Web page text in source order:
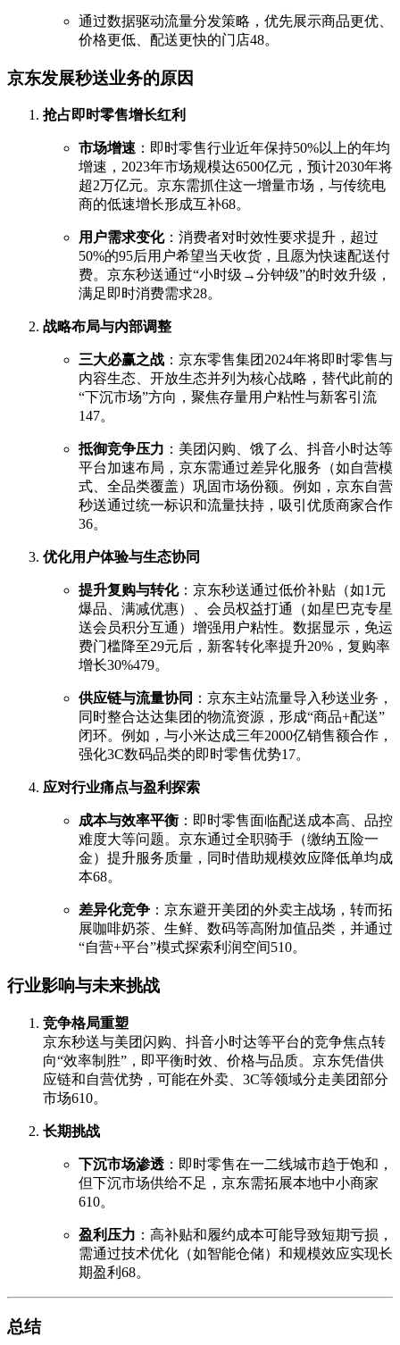
通过数据驱动流量分发策略，优先展示商品更优、
价格更低、配送更快的门店48。
京东发展秒送业务的原因
抢占即时零售增长红利
市场增速 ：即时零售行业近年保持50%以上的年均
增速，2023年市场规模达6500亿元，预计2030年将
超2万亿元。京东需抓住这一增量市场，与传统电
商的低速增长形成互补68。
用户需求变化：消费者对时效性要求提升，超过
50%的95后用户希望当天收货，且愿为快速配送付
费。京东秒送通过“小时级→分钟级”的时效升级，
满足即时消费需求28。
战略布局与内部调整
三大必赢之战 ：京东零售集团2024年将即时零售与
内容生态、开放生态并列为核心战略，替代此前的
“下沉市场”方向，聚焦存量用户粘性与新客引流
147。
抵御竞争压力 ：美团闪购、饿了么、抖音小时达等
平台加速布局，京东需通过差异化服务（如自营模
式、全品类覆盖）巩固市场份额。例如，京东自营
秒送通过统一标识和流量扶持，吸引优质商家合作
36。
优化用户体验与生态协同
提升复购与转化：京东秒送通过低价补贴（如1元
爆品、满减优惠）、会员权益打通（如星巴克专星
送会员积分互通）增强用户粘性。数据显示，免运
费门槛降至29元后，新客转化率提升20%，复购率
增长30%479。
供应链与流量协同 ：京东主站流量导入秒送业务，
同时整合达达集团的物流资源，形成“商品+配送”
闭环。例如，与小米达成三年2000亿销售额合作，
强化3C数码品类的即时零售优势17。
应对行业痛点与盈利探索
成本与效率平衡 ：即时零售面临配送成本高、品控
难度大等问题。京东通过全职骑手（缴纳五险一
金）提升服务质量，同时借助规模效应降低单均成
本68。
差异化竞争 ：京东避开美团的外卖主战场，转而拓
展咖啡奶茶、生鲜、数码等高附加值品类，并通过
“自营+平台”模式探索利润空间 510。
行业影响与未来挑战
竞争格局重塑
京东秒送与美团闪购、抖音小时达等平台的竞争焦点转
向“效率制胜”，即平衡时效、价格与品质。京东凭借供
应链和自营优势，可能在外卖、3C等领域分走美团部分
市场610。
长期挑战
下沉市场渗透 ：即时零售在一二线城市趋于饱和，
但下沉市场供给不足，京东需拓展本地中小商家
610。
盈利压力 ：高补贴和履约成本可能导致短期亏损，
需通过技术优化（如智能仓储）和规模效应实现长
期盈利 68。
总结